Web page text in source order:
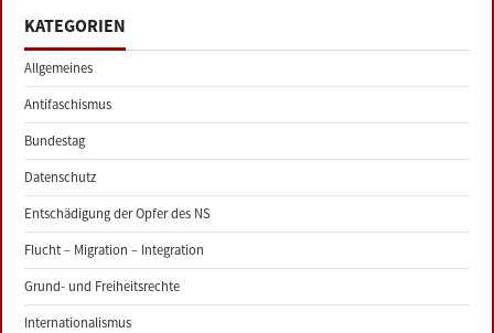
KATEGORIEN
Allgemeines
Antifaschismus
Bundestag
Datenschutz
Entschädigung der Opfer des NS
Flucht – Migration – Integration
Grund- und Freiheitsrechte
Internationalismus